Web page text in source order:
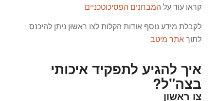
קראו עוד על המבחנים הפסיכוטכניים
לקבלת מידע נוסף אודות הקלות לצו ראשון ניתן להיכנס
לתוךאתר מיטב
איך להגיע לתפקיד איכותי
בצה"ל?
צו ראשון